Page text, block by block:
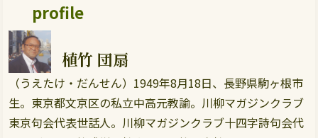
profile
植竹 団扇
（うえたけ・だんせん）1949年8月18日、長野県駒ヶ根市
生。東京都文京区の私立中高元教諭。川柳マガジンクラブ
東京句会代表世話人。川柳マガジンクラブ十四字詩句会代